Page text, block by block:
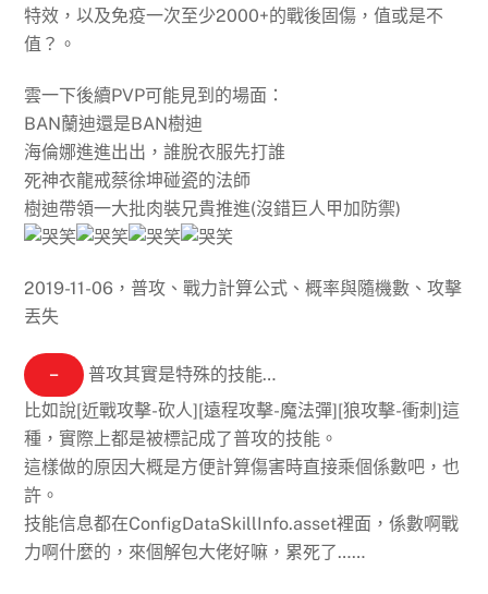
特效，以及免疫一次至少2000+的戰後固傷，值或是不
值？。
雲一下後續PVP可能見到的場面：
BAN蘭迪還是BAN樹迪
海倫娜進進出出，誰脫衣服先打誰
死神衣龍戒蔡徐坤碰瓷的法師
樹迪帶領一大批肉裝兄貴推進(沒錯巨人甲加防禦)
2019-11-06，普攻、戰力計算公式、概率與隨機數、攻擊
丟失
−
普攻其實是特殊的技能…
比如說[近戰攻擊-砍人][遠程攻擊-魔法彈][狼攻擊-衝刺]這
種，實際上都是被標記成了普攻的技能。
這樣做的原因大概是方便計算傷害時直接乘個係數吧，也
許。
技能信息都在ConfigDataSkillInfo.asset裡面，係數啊戰
力啊什麼的，來個解包大佬好嘛，累死了……